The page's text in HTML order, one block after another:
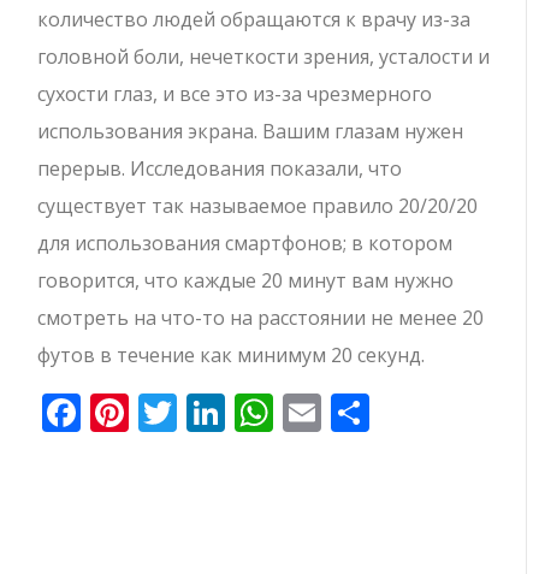
количество людей обращаются к врачу из-за
головной боли, нечеткости зрения, усталости и
сухости глаз, и все это из-за чрезмерного
использования экрана. Вашим глазам нужен
перерыв. Исследования показали, что
существует так называемое правило 20/20/20
для использования смартфонов; в котором
говорится, что каждые 20 минут вам нужно
смотреть на что-то на расстоянии не менее 20
футов в течение как минимум 20 секунд.
Facebook
Pinterest
Twitter
LinkedIn
WhatsApp
Email